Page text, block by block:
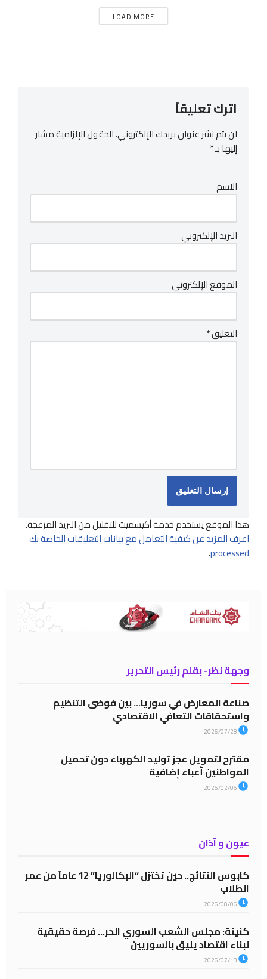
LOAD MORE
اترك تعليقاً
لن يتم نشر عنوان بريدك الإلكتروني.الحقول الإلزامية مشار
إليها بـ*
الاسم
البريد الإلكتروني
الموقع الإلكتروني
التعليق*
هذا الموقع يستخدم خدمة أكيسميت للتقليل من البريد المزعجة.
اعرف المزيد عن كيفية التعامل مع بيانات التعليقات الخاصة بك
processed
.
وجهة نظر- بقلم رئيس التحرير
صناعة المعارض في سوريا… بين فوضى التنظيم
واستحقاقات التعافي الاقتصادي
مقترح لتمويل عجز توليد الكهرباء دون تحميل
المواطنين أعباء إضافية
عيون و آذان
كابوس النتائج.. حين تختزل “البكالوريا” 12 عاماً من عمر
الطلاب
كنينة: مجلس الشعب السوري الحر… فرصة حقيقية
لبناء اقتصاد يليق بالسوريين